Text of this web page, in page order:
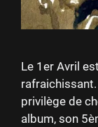
Le 1er Avril
privilège de
album, son